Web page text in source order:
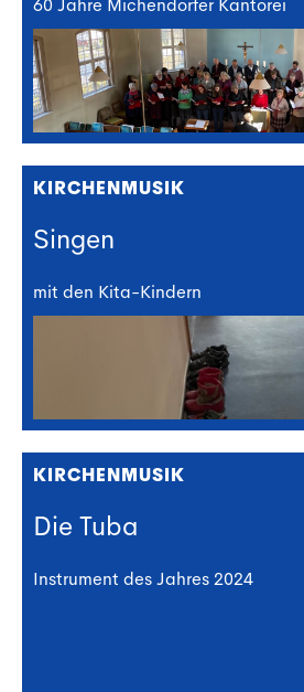
60 Jahre Michendorfer Kantorei
KIRCHENMUSIK
Singen
mit den Kita-Kindern
KIRCHENMUSIK
Die Tuba
Instrument des Jahres 2024